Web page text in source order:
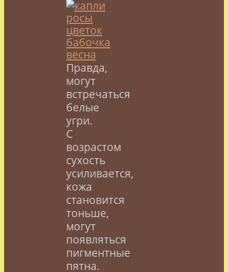
Правда,
могут
встречаться
белые
угри.
С
возрастом
сухость
усиливается,
кожа
становится
тоньше,
могут
появляться
пигментные
пятна.